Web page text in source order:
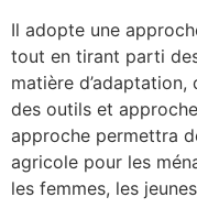
Il adopte une
tout en tirant parti
matière d’adaptation,
des outils et
approche permettra
agricole pour les
les femmes, les